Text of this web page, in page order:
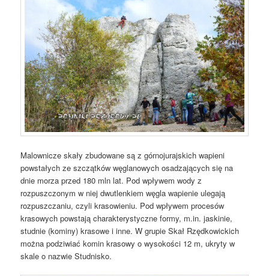
Malownicze skały zbudowane są z górnojurajskich wapieni
powstałych ze szczątków węglanowych osadzających się na
dnie morza przed 180 mln lat. Pod wpływem wody z
rozpuszczonym w niej dwutlenkiem węgla wapienie ulegają
rozpuszczaniu, czyli krasowieniu. Pod wpływem procesów
krasowych powstają charakterystyczne formy, m.in. jaskinie,
studnie (kominy) krasowe i inne. W grupie Skał Rzędkowickich
można podziwiać komin krasowy o wysokości 12 m, ukryty w
skale o nazwie Studnisko.